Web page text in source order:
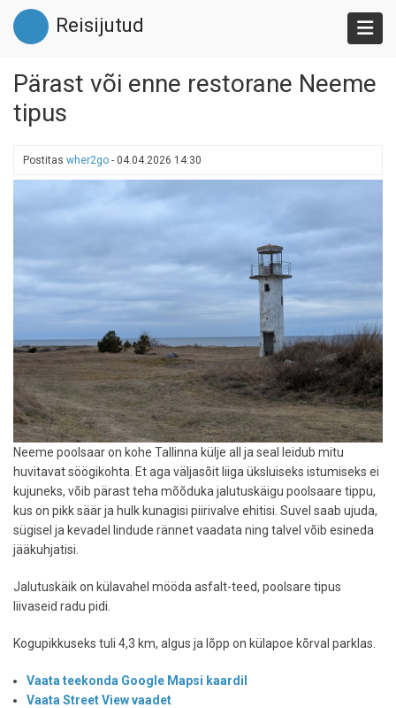
Liigu
edasi
põhisisu
Reisijutud
Pärast või enne restorane Neeme
tipus
Postitas wher2go - 04.04.2026 14:30
Neeme poolsaar on kohe Tallinna külje all ja seal leidub mitu
huvitavat söögikohta. Et aga väljasõit liiga üksluiseks istumiseks ei
kujuneks, võib pärast teha mõõduka jalutuskäigu poolsaare tippu,
kus on pikk säär ja hulk kunagisi piirivalve ehitisi. Suvel saab ujuda,
sügisel ja kevadel lindude rännet vaadata ning talvel võib esineda
jääkuhjatisi.
Jalutuskäik on külavahel mööda asfalt-teed, poolsare tipus
liivaseid radu pidi.
Kogupikkuseks tuli 4,3 km, algus ja lõpp on külapoe kõrval parklas.
Vaata teekonda Google Mapsi kaardil
Vaata Street View vaadet